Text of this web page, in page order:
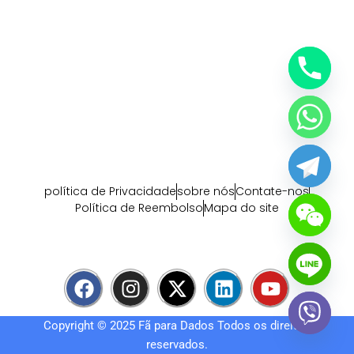
política de Privacidadesobre nósContate-nos
Política de ReembolsoMapa do site
F
a
c
e
I
n
s
t
X
-
t
w
L
i
n
k
Y
o
u
t
Copyright © 2025 Fã para Dados Todos os direitos
reservados.